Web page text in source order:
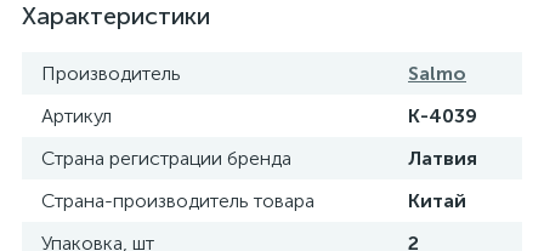
Характеристики
Производитель
Salmo
Артикул
K-4039
Страна регистрации бренда
Латвия
Страна-производитель товара
Китай
Упаковка, шт
2